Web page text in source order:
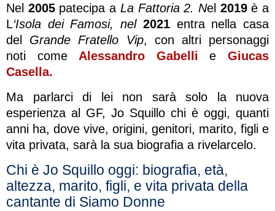
Nel 2005patecipa a La Fattoria 2. Nel 2019è a
L‘Isola dei Famosi, nel 2021entra nella casa
del Grande Fratello Vip, con altri personaggi
noti come Alessandro Gabelli eGiucas
Casella.
Ma parlarci di lei non sarà solo la nuova
esperienza al GF, Jo Squillo chi è oggi, quanti
anni ha, dove vive, origini, genitori, marito, figli e
vita privata, sarà la sua biografia a rivelarcelo.
Chi è Jo Squillo oggi: biografia, età,
altezza, marito, figli, e vita privata della
cantante di Siamo Donne